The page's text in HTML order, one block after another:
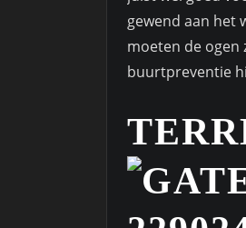
gewend aan het
moeten de ogen
buurtpreventie